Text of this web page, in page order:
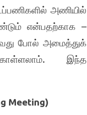
அணியில்
என்பதற்காக –
போல் அமைத்துக்
. இந்த
Meeting)